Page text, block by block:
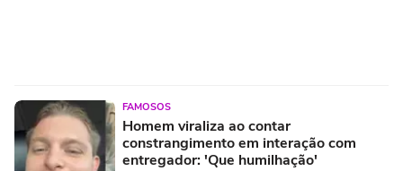
FAMOSOS
Homem viraliza ao contar
constrangimento em interação com
entregador: 'Que humilhação'